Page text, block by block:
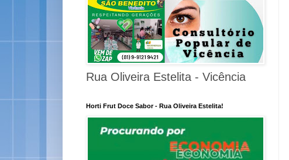
Rua Oliveira Estelita - Vicência
Horti Frut Doce Sabor - Rua Oliveira Estelita!